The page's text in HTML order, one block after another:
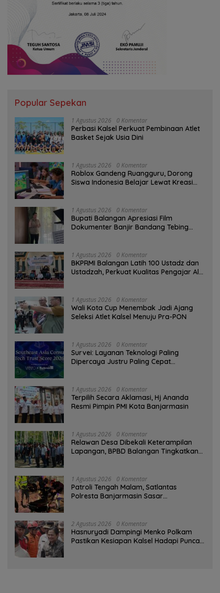
Popular Sepekan
1 Agustus 2026 0 Komentar
Perbasi Kalsel Perkuat Pembinaan Atlet
Basket Sejak Usia Dini
1 Agustus 2026 0 Komentar
Roblox Gandeng Ruangguru, Dorong
Siswa Indonesia Belajar Lewat Kreasi
1 Agustus 2026 0 Komentar
Bupati Balangan Apresiasi Film
Dokumenter Banjir Bandang Tebing
1 Agustus 2026 0 Komentar
BKPRMI Balangan Latih 100 Ustadz dan
Ustadzah, Perkuat Kualitas Pengajar Al-
1 Agustus 2026 0 Komentar
Wali Kota Cup Menembak Jadi Ajang
Seleksi Atlet Kalsel Menuju Pra-PON
1 Agustus 2026 0 Komentar
Survei: Layanan Teknologi Paling
Dipercaya Justru Paling Cepat
1 Agustus 2026 0 Komentar
‎Terpilih Secara Aklamasi, Hj Ananda
Resmi Pimpin PMI Kota Banjarmasin
1 Agustus 2026 0 Komentar
Relawan Desa Dibekali Keterampilan
Lapangan, BPBD Balangan Tingkatkan
1 Agustus 2026 0 Komentar
Patroli Tengah Malam, Satlantas
Polresta Banjarmasin Sasar
2 Agustus 2026 0 Komentar
Hasnuryadi Dampingi Menko Polkam
Pastikan Kesiapan Kalsel Hadapi Puncak